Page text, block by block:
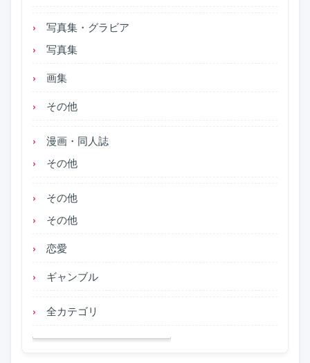
写真集・グラビア
写真集
画集
その他
漫画・同人誌
その他
その他
その他
恋愛
ギャンブル
全カテゴリ